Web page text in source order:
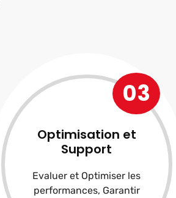
03
Optimisation et
Support
Evaluer et Optimiser les
performances, Garantir